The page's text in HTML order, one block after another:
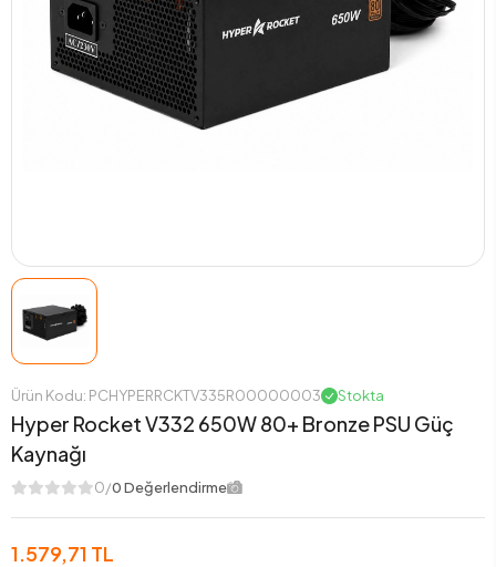
Ürün Kodu: PCHYPERRCKTV335R00000003 Stokta
Hyper Rocket V332 650W 80+ Bronze PSU Güç
Kaynağı
0/0 Değerlendirme
1.579,71 TL